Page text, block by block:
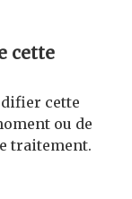
cette
cette
ou de
traitement.